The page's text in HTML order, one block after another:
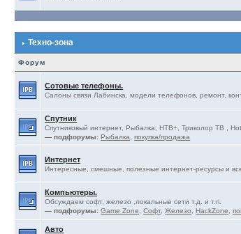
Техно-зона
Форум
Сотовые телефоны.
Салоны связи Лабинска, модели телефонов, ремонт,
Спутник
Спутниковый интернет, Рыбалка, НТВ+, Триколор ТВ ,
— подфорумы: Рыбалка ,покупка/продажа
Интернет
Интересные, смешные, полезные интернет-ресурсы и
Компьютеры.
Обсуждаем софт, железо ,локальные сети т.д. и т.п.
— подфорумы: Game Zone ,Софт,Железо ,HackZone ,
Авто